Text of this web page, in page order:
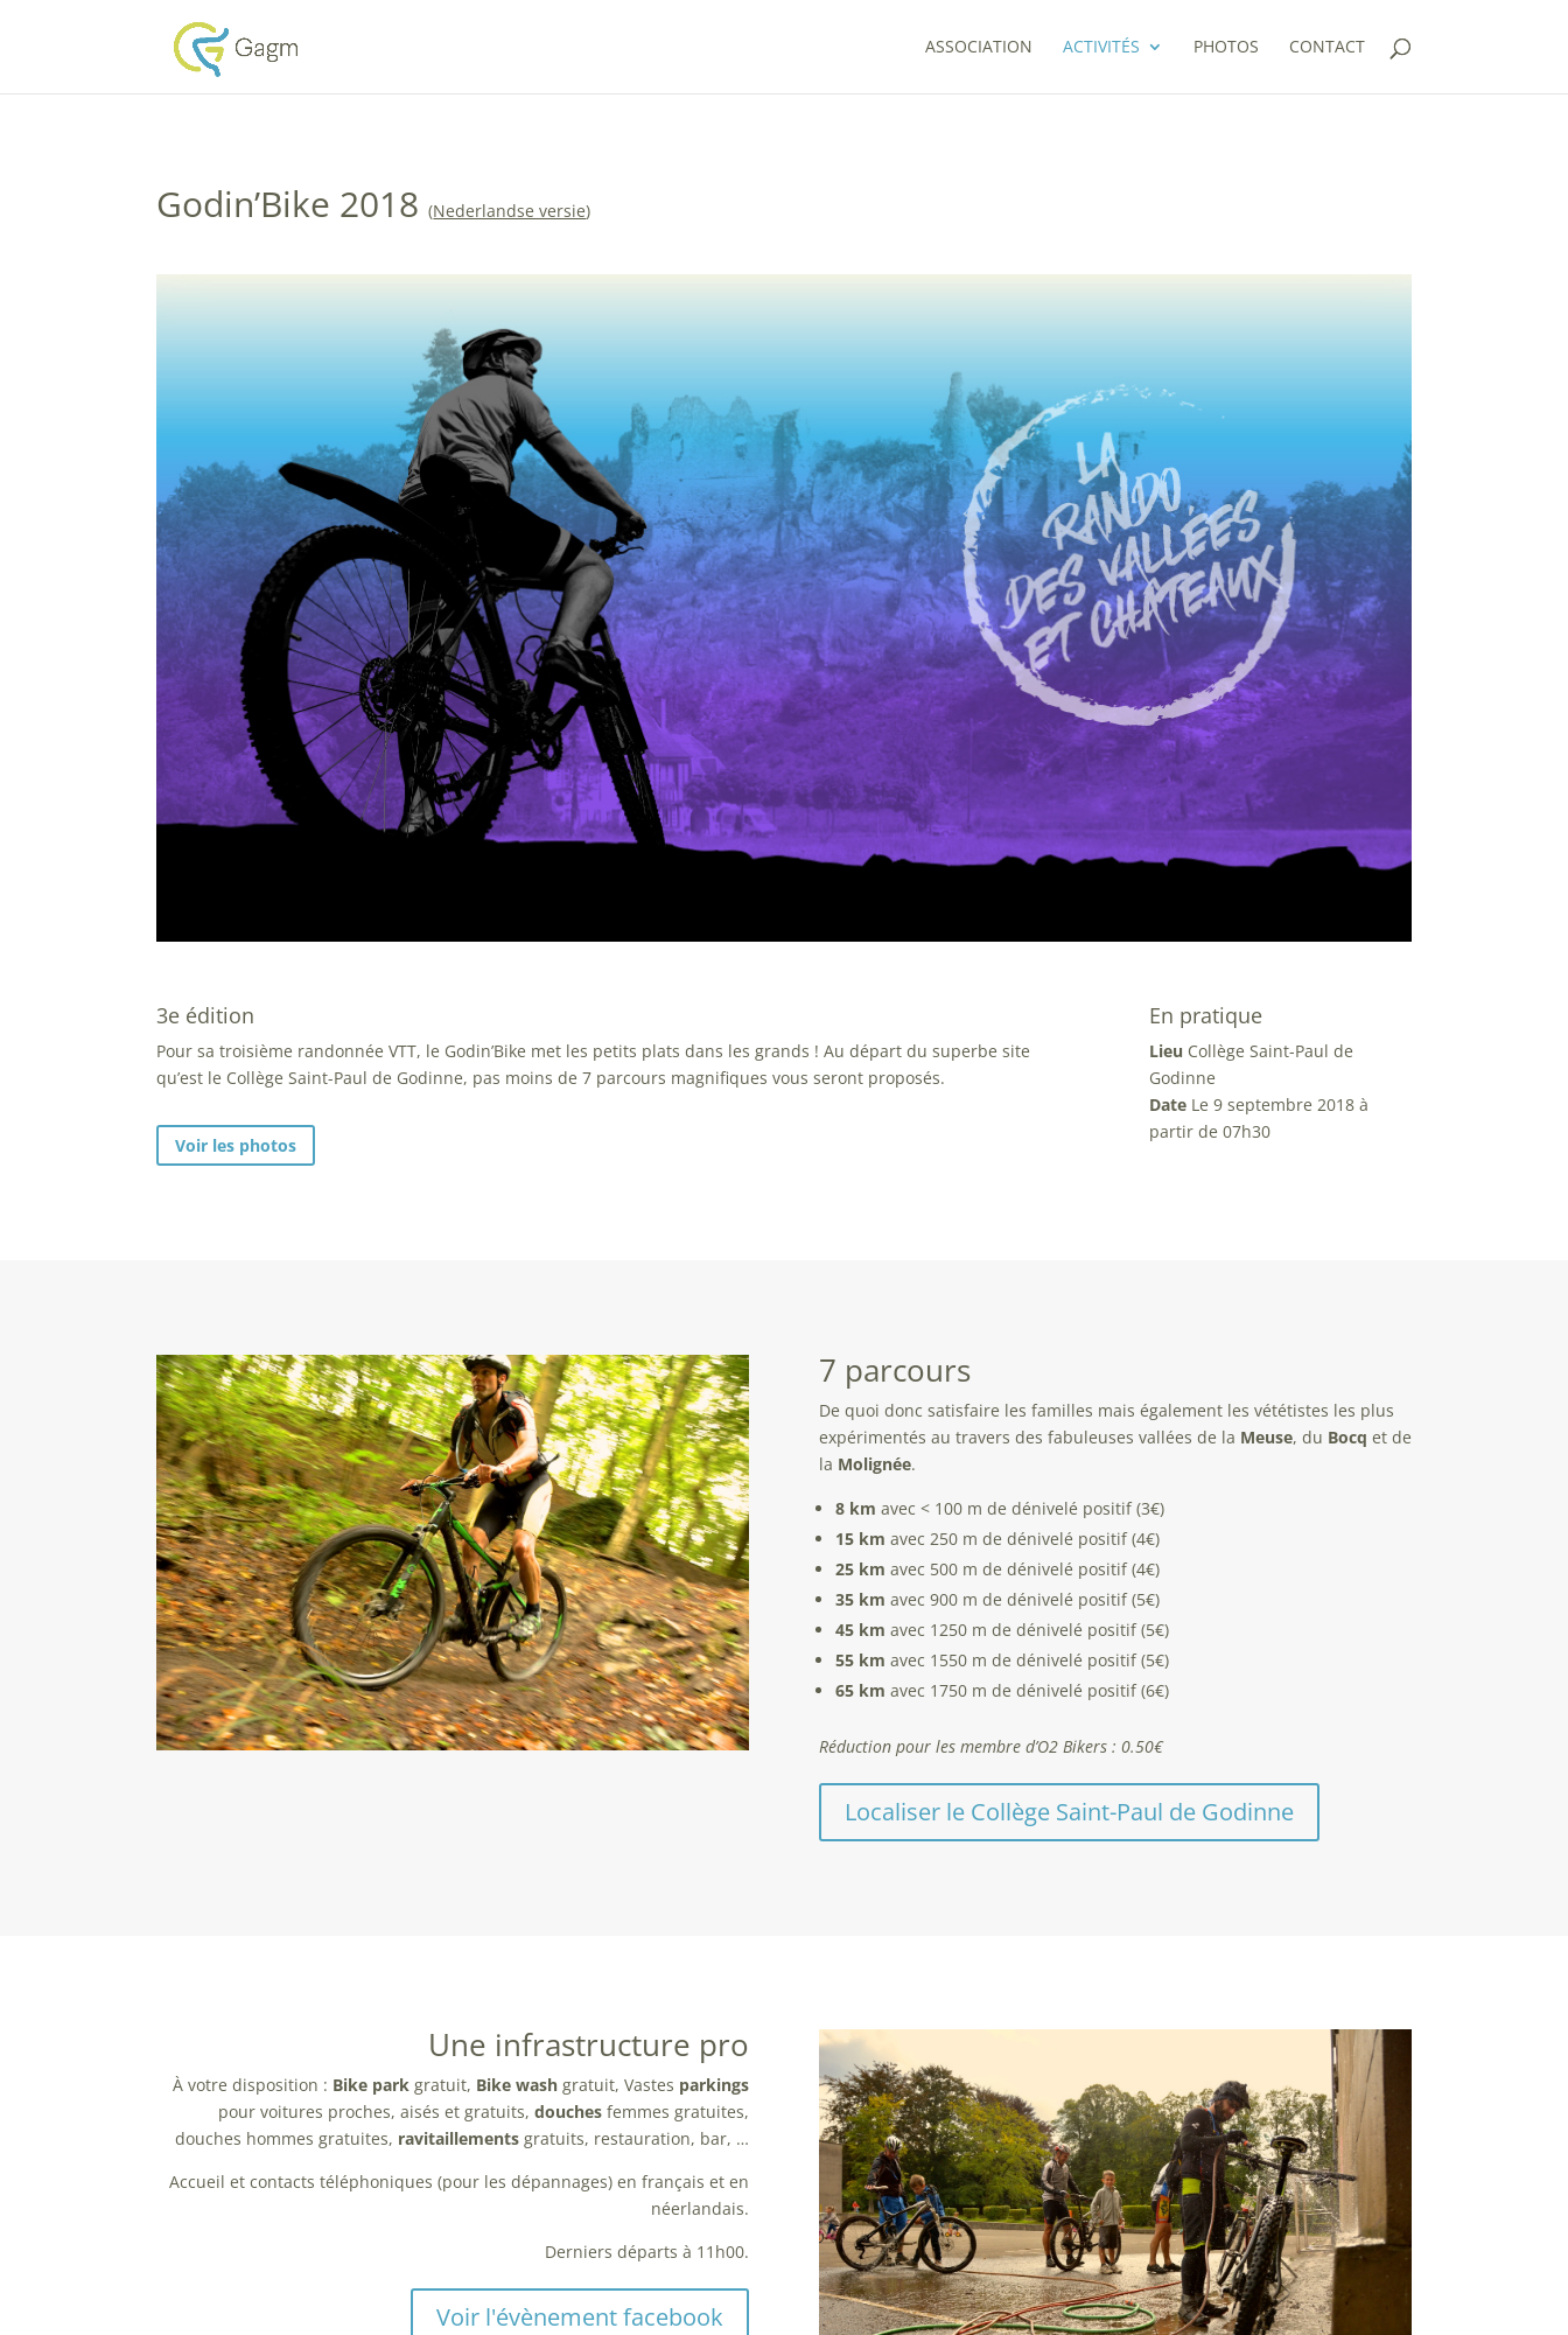
ASSOCIATION ACTIVITÉS PHOTOS CONTACT
Godin’Bike 2018(Nederlandse versie)
3e édition
Pour sa troisième randonnée VTT, le Godin’Bike met les petits plats dans les grands ! Au départ du superbe site
qu’est le Collège Saint-Paul de Godinne, pas moins de 7 parcours magnifiques vous seront proposés.
Voir les photos
En pratique
Lieu Collège Saint-Paul de
Godinne
Date Le 9 septembre 2018 à
partir de 07h30
7 parcours
De quoi donc satisfaire les familles mais également les vététistes les plus
expérimentés au travers des fabuleuses vallées de la Meuse, du Bocq et de
la Molignée.
8 km avec < 100 m de dénivelé positif (3€)
15 km avec 250 m de dénivelé positif (4€)
25 km avec 500 m de dénivelé positif (4€)
35 km avec 900 m de dénivelé positif (5€)
45 km avec 1250 m de dénivelé positif (5€)
55 km avec 1550 m de dénivelé positif (5€)
65 km avec 1750 m de dénivelé positif (6€)
Réduction pour les membre d’O2 Bikers : 0.50€
Localiser le Collège Saint-Paul de Godinne
Une infrastructure pro
À votre disposition : Bike park gratuit, Bike wash gratuit, Vastes parkings
pour voitures proches, aisés et gratuits,douches femmes gratuites,
douches hommes gratuites, ravitaillements gratuits, restauration, bar, …
Accueil et contacts téléphoniques (pour les dépannages) en français et en
néerlandais.
Derniers départs à 11h00.
Voir l'évènement facebook